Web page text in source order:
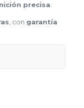
precisa
, con garantía